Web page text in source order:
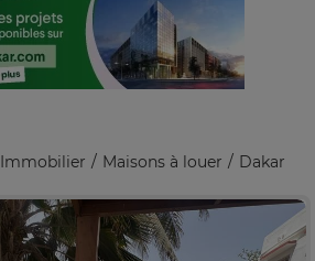
Immobilier Maisons à louer Dakar